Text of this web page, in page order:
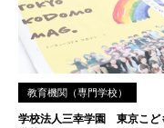
教育機関（専門学校）
学校法人三幸学園 東京こど